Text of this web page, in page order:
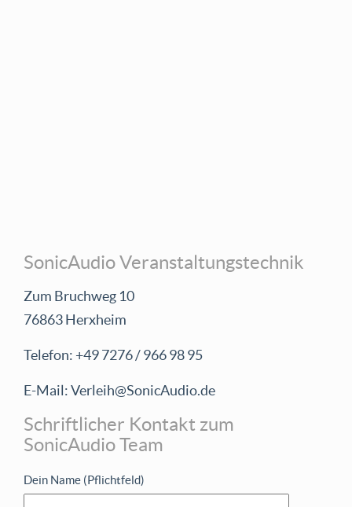
SonicAudio Veranstaltungstechnik
Zum Bruchweg 10
76863 Herxheim
Telefon: +49 7276 / 966 98 95
E-Mail: Verleih@SonicAudio.de
Schriftlicher Kontakt zum
SonicAudio Team
Dein Name (Pflichtfeld)